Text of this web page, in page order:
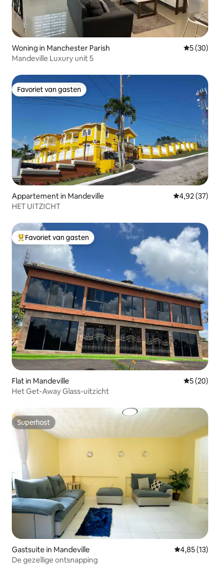
Woning in Manchester Parish
5 (30)
Mandeville Luxury unit 5
Favoriet van gasten
Favoriet van gasten
Appartement in Mandeville Gemiddelde
4,92 (37)
HET UITZICHT
Topfavoriet van gasten
Favoriet van gasten
Flat in Mandeville
5 (20)
Het Get-Away Glass-uitzicht
Superhost
Superhost
Gastsuite in Mandeville Gemiddelde
4,85 (13)
De gezellige ontsnapping